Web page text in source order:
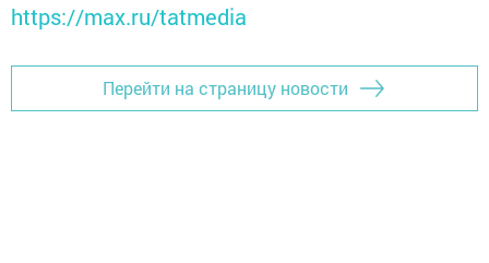
https://max.ru/tatmedia
Перейти на страницу новости